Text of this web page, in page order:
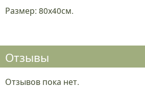
Размер: 80х40см.
Отзывы
Отзывов пока нет.